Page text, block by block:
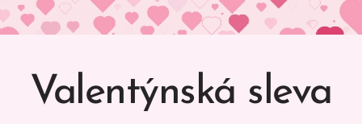
Valentýnská sleva